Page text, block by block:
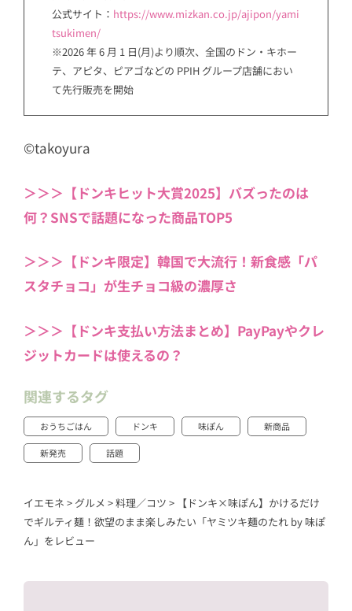
公式サイト： https://www.mizkan.co.jp/ajipon/yami
tsukimen/
※2026 年 6 月 1 日(月)より順次、全国のドン・キホー
テ、アピタ、ピアゴなどの PPIH グループ店舗におい
て先行販売を開始
©takoyura
＞＞＞【ドンキヒット大賞2025】バズったのは
何？SNSで話題になった商品TOP5
＞＞＞【ドンキ限定】韓国で大流行！新食感「パ
スタチョコ」が生チョコ級の濃厚さ
＞＞＞【ドンキ支払い方法まとめ】PayPayやクレ
ジットカードは使えるの？
関連するタグ
おうちごはん ドンキ 味ぽん 新商品
新発売 話題
イエモネ > グルメ >料理／コツ > 【ドンキ×味ぽん】かけるだけ
でギルティ麺！欲望のまま楽しみたい「ヤミツキ麺のたれ by 味ぽ
ん」をレビュー